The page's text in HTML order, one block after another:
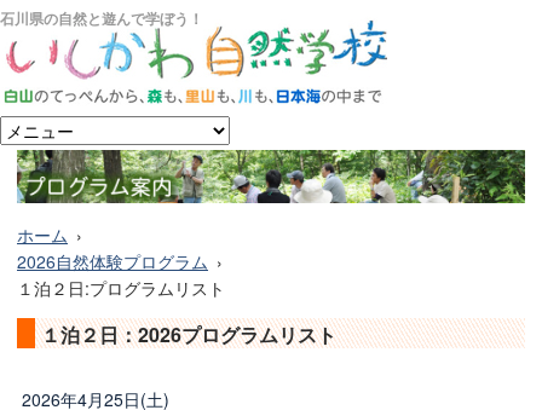
石川県の自然と遊んで学ぼう！
ホーム
2026自然体験プログラム
１泊２日:プログラムリスト
１泊２日：2026プログラムリスト
2026年4月25日(土)